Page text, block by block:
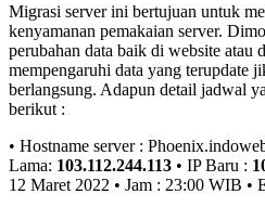
Migrasi server ini bertujuan untuk
kenyamanan pemakaian server.
perubahan data baik di website atau
mempengaruhi data yang terupdate
berlangsung. Adapun detail jadwal
berikut :
• Hostname server :
Lama: 103.112.244.113 • IP Baru :
12 Maret 2022 • Jam : 23:00 WIB •